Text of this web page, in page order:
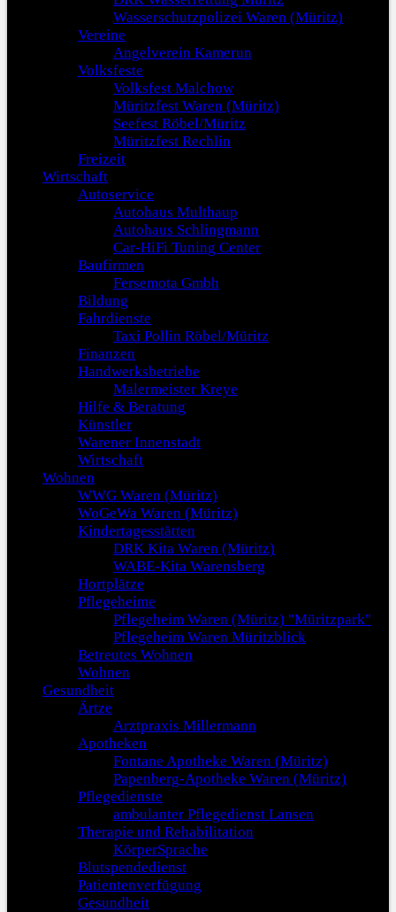
Wasserschutzpolizei Waren (Müritz)
Vereine
Angelverein Kamerun
Volksfeste
Volksfest Malchow
Müritzfest Waren (Müritz)
Seefest Röbel/Müritz
Müritzfest Rechlin
Freizeit
Wirtschaft
Autoservice
Autohaus Multhaup
Autohaus Schlingmann
Car-HiFi Tuning Center
Baufirmen
Fersemota Gmbh
Bildung
Fahrdienste
Taxi Pollin Röbel/Müritz
Finanzen
Handwerksbetriebe
Malermeister Kreye
Hilfe & Beratung
Künstler
Warener Innenstadt
Wirtschaft
Wohnen
WWG Waren (Müritz)
WoGeWa Waren (Müritz)
Kindertagesstätten
DRK Kita Waren (Müritz)
WABE-Kita Warensberg
Hortplätze
Pflegeheime
Pflegeheim Waren (Müritz) "Müritzpark"
Pflegeheim Waren Müritzblick
Betreutes Wohnen
Wohnen
Gesundheit
Ärtze
Arztpraxis Millermann
Apotheken
Fontane Apotheke Waren (Müritz)
Papenberg-Apotheke Waren (Müritz)
Pflegedienste
ambulanter Pflegedienst Lansen
Therapie und Rehabilitation
KörperSprache
Blutspendedienst
Patientenverfügung
Gesundheit